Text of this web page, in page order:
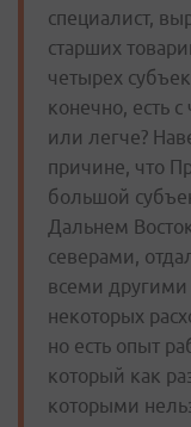
специалист,
старших
четырех
конечно, есть
или легче?
причине, что
большой
Дальнем
северами,
всеми
некоторых
но есть опыт
который как
которыми